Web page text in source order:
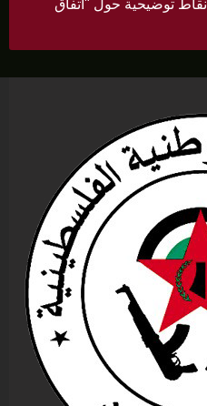
وزير خارجية باكستان ينشر 7 نقاط توضيحية حول "اتفاق